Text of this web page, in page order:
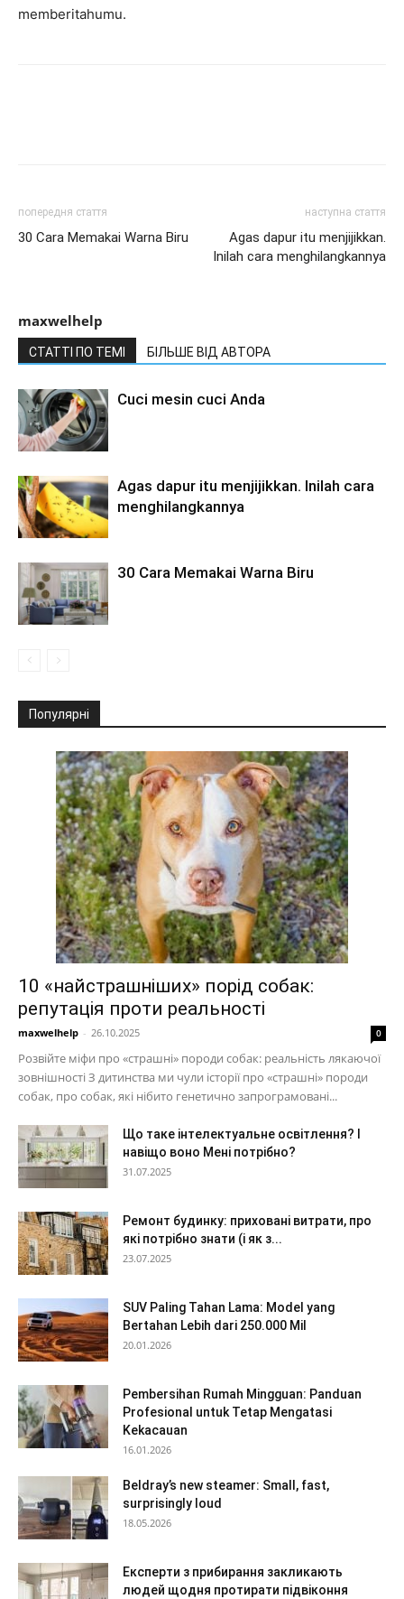
memberitahumu.
попередня стаття
30 Cara Memakai Warna Biru
наступна стаття
Agas dapur itu menjijikkan.
Inilah cara menghilangkannya
maxwelhelp
СТАТТІ ПО ТЕМІ БІЛЬШЕ ВІД АВТОРА
Cuci mesin cuci Anda
Agas dapur itu menjijikkan. Inilah cara
menghilangkannya
30 Cara Memakai Warna Biru
Популярні
10 «найстрашніших» порід собак:
репутація проти реальності
maxwelhelp - 26.10.2025 0
Розвійте міфи про «страшні» породи собак: реальність лякаючої
зовнішності З дитинства ми чули історії про «страшні» породи
собак, про собак, які нібито генетично запрограмовані...
Що таке інтелектуальне освітлення? І
навіщо воно Мені потрібно?
31.07.2025
Ремонт будинку: приховані витрати, про
які потрібно знати (і як з...
23.07.2025
SUV Paling Tahan Lama: Model yang
Bertahan Lebih dari 250.000 Mil
20.01.2026
Pembersihan Rumah Mingguan: Panduan
Profesional untuk Tetap Mengatasi
Kekacauan
16.01.2026
Beldray’s new steamer: Small, fast,
surprisingly loud
18.05.2026
Експерти з прибирання закликають
людей щодня протирати підвіконня